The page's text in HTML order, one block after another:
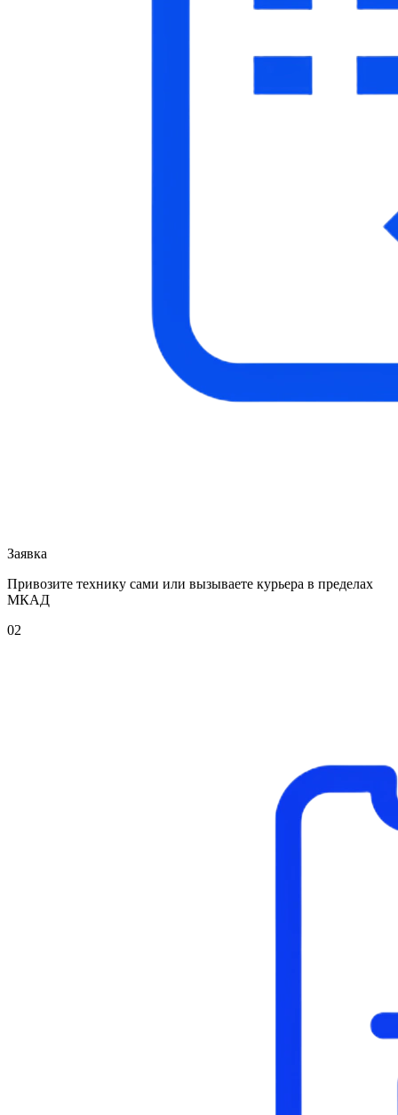
Заявка
Привозите технику сами или вызываете курьера в пределах
МКАД
02